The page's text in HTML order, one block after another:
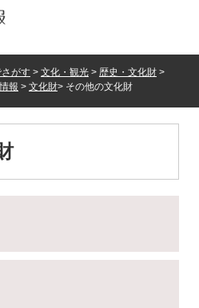
がす > 文化・観光 > 歴史・文化財 >
報 > 文化財> その他の文化財